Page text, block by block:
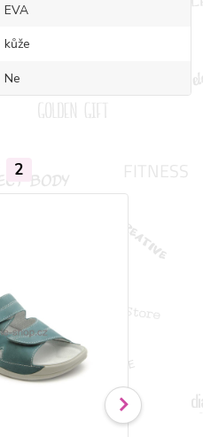
EVA
kůže
Ne
2